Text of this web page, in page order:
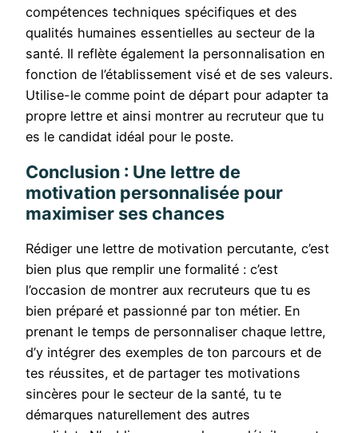
compétences techniques spécifiques et des
qualités humaines essentielles au secteur de la
santé. Il reflète également la personnalisation en
fonction de l’établissement visé et de ses valeurs.
Utilise-le comme point de départ pour adapter ta
propre lettre et ainsi montrer au recruteur que tu
es le candidat idéal pour le poste.
Conclusion : Une lettre de
motivation personnalisée pour
maximiser ses chances
Rédiger une lettre de motivation percutante, c’est
bien plus que remplir une formalité : c’est
l’occasion de montrer aux recruteurs que tu es
bien préparé et passionné par ton métier. En
prenant le temps de personnaliser chaque lettre,
d’y intégrer des exemples de ton parcours et de
tes réussites, et de partager tes motivations
sincères pour le secteur de la santé, tu te
démarques naturellement des autres